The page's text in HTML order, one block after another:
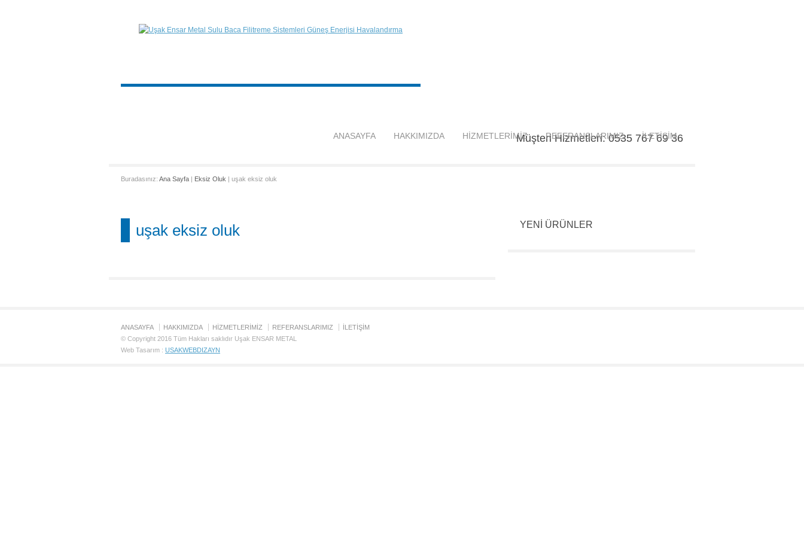
ANASAYFA HAKKIMIZDA HİZMETLERİMİZ REFERANSLARIMIZ İLETİŞİM
Müşteri Hizmetleri: 0535 767 69 36
Buradasınız: Ana Sayfa | Eksiz Oluk | uşak eksiz oluk
uşak eksiz oluk YENİ ÜRÜNLER
ANASAYFA HAKKIMIZDA HİZMETLERİMİZ REFERANSLARIMIZ
İLETİŞİM
© Copyright 2016 Tüm Hakları saklıdır Uşak ENSAR METAL
Web Tasarım : USAKWEBDIZAYN